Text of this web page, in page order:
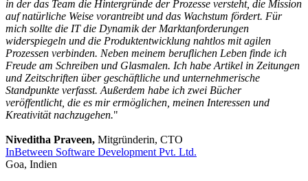
in der das Team die Hintergründe der Prozesse versteht, die Mission
auf natürliche Weise vorantreibt und das Wachstum fördert. Für
mich sollte die IT die Dynamik der Marktanforderungen
widerspiegeln und die Produktentwicklung nahtlos mit agilen
Prozessen verbinden. Neben meinem beruflichen Leben finde ich
Freude am Schreiben und Glasmalen. Ich habe Artikel in Zeitungen
und Zeitschriften über geschäftliche und unternehmerische
Standpunkte verfasst. Außerdem habe ich zwei Bücher
veröffentlicht, die es mir ermöglichen, meinen Interessen und
Kreativität nachzugehen."
Niveditha Praveen, Mitgründerin, CTO
InBetween Software Development Pvt. Ltd.
Goa, Indien